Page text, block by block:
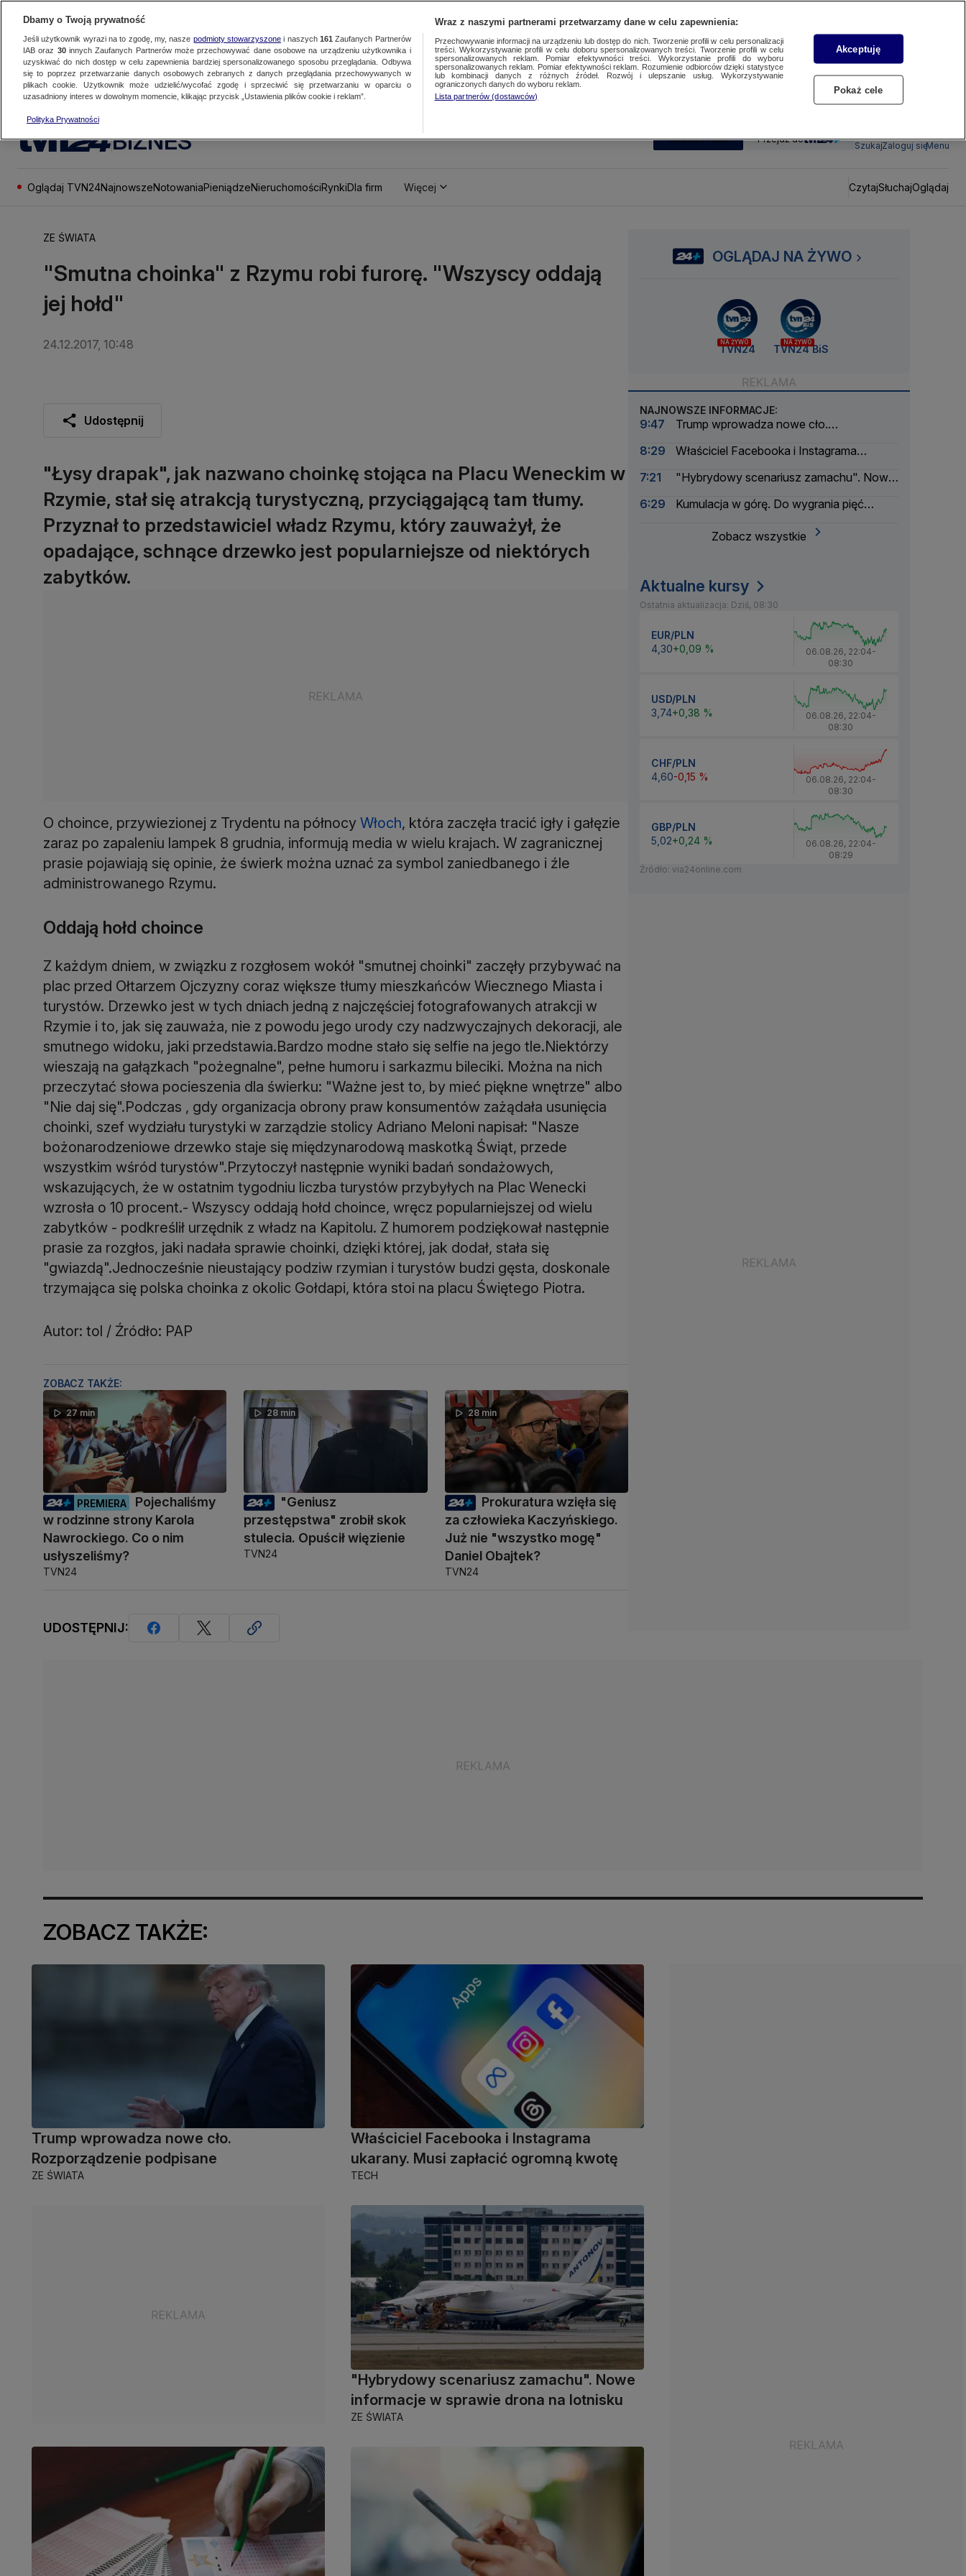
BIZNES SUBSKRYBUJ Przejdź do
SzukajZaloguj sięMenu
Oglądaj TVN24NajnowszeNotowaniaPieniądzeNieruchomościRynkiDla firm Więcej CzytajSłuchajOglądaj
ZE ŚWIATA
"Smutna choinka" z Rzymu robi furorę. "Wszyscy oddają
jej hołd"
24.12.2017, 10:48
Udostępnij
"Łysy drapak", jak nazwano choinkę stojąca na Placu Weneckim w
Rzymie, stał się atrakcją turystyczną, przyciągającą tam tłumy.
Przyznał to przedstawiciel władz Rzymu, który zauważył, że
opadające, schnące drzewko jest popularniejsze od niektórych
zabytków.
O choince, przywiezionej z Trydentu na północy Włoch, która zaczęła tracić igły i gałęzie
zaraz po zapaleniu lampek 8 grudnia, informują media w wielu krajach. W zagranicznej
prasie pojawiają się opinie, że świerk można uznać za symbol zaniedbanego i źle
administrowanego Rzymu.
Oddają hołd choince
Z każdym dniem, w związku z rozgłosem wokół "smutnej choinki" zaczęły przybywać na
plac przed Ołtarzem Ojczyzny coraz większe tłumy mieszkańców Wiecznego Miasta i
turystów. Drzewko jest w tych dniach jedną z najczęściej fotografowanych atrakcji w
Rzymie i to, jak się zauważa, nie z powodu jego urody czy nadzwyczajnych dekoracji, ale
smutnego widoku, jaki przedstawia.Bardzo modne stało się selfie na jego tle.Niektórzy
wieszają na gałązkach "pożegnalne", pełne humoru i sarkazmu bileciki. Można na nich
przeczytać słowa pocieszenia dla świerku: "Ważne jest to, by mieć piękne wnętrze" albo
"Nie daj się".Podczas , gdy organizacja obrony praw konsumentów zażądała usunięcia
choinki, szef wydziału turystyki w zarządzie stolicy Adriano Meloni napisał: "Nasze
bożonarodzeniowe drzewko staje się międzynarodową maskotką Świąt, przede
wszystkim wśród turystów".Przytoczył następnie wyniki badań sondażowych,
wskazujących, że w ostatnim tygodniu liczba turystów przybyłych na Plac Wenecki
wzrosła o 10 procent.- Wszyscy oddają hołd choince, wręcz popularniejszej od wielu
zabytków - podkreślił urzędnik z władz na Kapitolu. Z humorem podziękował następnie
prasie za rozgłos, jaki nadała sprawie choinki, dzięki której, jak dodał, stała się
"gwiazdą".Jednocześnie nieustający podziw rzymian i turystów budzi gęsta, doskonale
trzymająca się polska choinka z okolic Gołdapi, która stoi na placu Świętego Piotra.
Autor: tol / Źródło: PAP
ZOBACZ TAKŻE:
27 min
PREMIERA
Pojechaliśmy
w rodzinne strony Karola
Nawrockiego. Co o nim
usłyszeliśmy?
TVN24
28 min
"Geniusz
przestępstwa" zrobił skok
stulecia. Opuścił więzienie
TVN24
28 min
Prokuratura wzięła się
za człowieka Kaczyńskiego.
Już nie "wszystko mogę"
Daniel Obajtek?
TVN24
UDOSTĘPNIJ:
OGLĄDAJ NA ŻYWO
NA ŻYWO
TVN24
NA ŻYWO
TVN24 BiS
NAJNOWSZE INFORMACJE:
9:47
Trump wprowadza nowe cło.
8:29
Właściciel Facebooka i Instagrama
7:21
"Hybrydowy scenariusz zamachu". Nowe
6:29
Kumulacja w górę. Do wygrania pięć
Zobacz wszystkie
Aktualne kursy
Ostatnia aktualizacja: Dziś, 08:30
EUR/PLN
4,30+0,09 % 06.08.26, 22:04-
08:30
USD/PLN
3,74+0,38 % 06.08.26, 22:04-
08:30
CHF/PLN
4,60-0,15 % 06.08.26, 22:04-
08:30
GBP/PLN
5,02+0,24 % 06.08.26, 22:04-
08:29
Źródło: via24online.com
ZOBACZ TAKŻE:
Trump wprowadza nowe cło.
Rozporządzenie podpisane
ZE ŚWIATA
Właściciel Facebooka i Instagrama
ukarany. Musi zapłacić ogromną kwotę
TECH
"Hybrydowy scenariusz zamachu". Nowe
informacje w sprawie drona na lotnisku
ZE ŚWIATA
Dbamy o Twoją prywatność
Jeśli użytkownik wyrazi na to zgodę, my, nasze podmioty stowarzyszonei naszych 161 Zaufanych Partnerów
IAB oraz 30innych Zaufanych Partnerów może przechowywać dane osobowe na urządzeniu użytkownika i
uzyskiwać do nich dostęp w celu zapewnienia bardziej spersonalizowanego sposobu przeglądania. Odbywa
się to poprzez przetwarzanie danych osobowych zebranych z danych przeglądania przechowywanych w
plikach cookie. Użytkownik może udzielić/wycofać zgodę i sprzeciwić się przetwarzaniu w oparciu o
uzasadniony interes w dowolnym momencie, klikając przycisk „Ustawienia plików cookie i reklam”.
Polityka Prywatności
Wraz z naszymi partnerami przetwarzamy dane w celu zapewnienia:
Przechowywanie informacji na urządzeniu lub dostęp do nich. Tworzenie profili w celu personalizacji
treści. Wykorzystywanie profili w celu doboru spersonalizowanych treści. Tworzenie profili w celu
spersonalizowanych reklam. Pomiar efektywności treści. Wykorzystanie profili do wyboru
spersonalizowanych reklam. Pomiar efektywności reklam. Rozumienie odbiorców dzięki statystyce
lub kombinacji danych z różnych źródeł. Rozwój i ulepszanie usług. Wykorzystywanie
ograniczonych danych do wyboru reklam.
Lista partnerów (dostawców)
Akceptuję
Pokaż cele